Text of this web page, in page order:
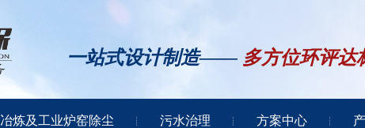
一站式设计制造—— 多方位环评达
冶炼及工业炉窑除尘 污水治理 方案中心